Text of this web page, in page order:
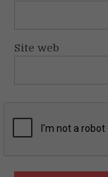
Site web